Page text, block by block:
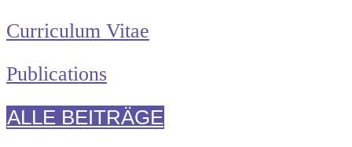
Curriculum Vitae
Publications
ALLE BEITRÄGE